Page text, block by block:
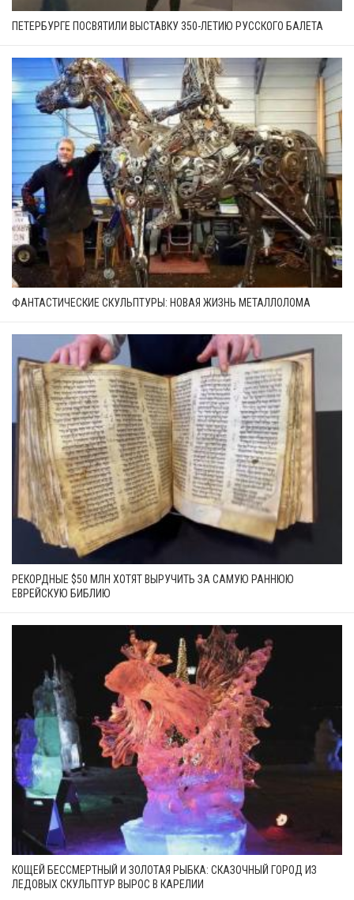
ПЕТЕРБУРГЕ ПОСВЯТИЛИ ВЫСТАВКУ 350-ЛЕТИЮ РУССКОГО БАЛЕТА
ФАНТАСТИЧЕСКИЕ СКУЛЬПТУРЫ: НОВАЯ ЖИЗНЬ МЕТАЛЛОЛОМА
РЕКОРДНЫЕ $50 МЛН ХОТЯТ ВЫРУЧИТЬ ЗА САМУЮ РАННЮЮ
ЕВРЕЙСКУЮ БИБЛИЮ
КОЩЕЙ БЕССМЕРТНЫЙ И ЗОЛОТАЯ РЫБКА: СКАЗОЧНЫЙ ГОРОД ИЗ
ЛЕДОВЫХ СКУЛЬПТУР ВЫРОС В КАРЕЛИИ